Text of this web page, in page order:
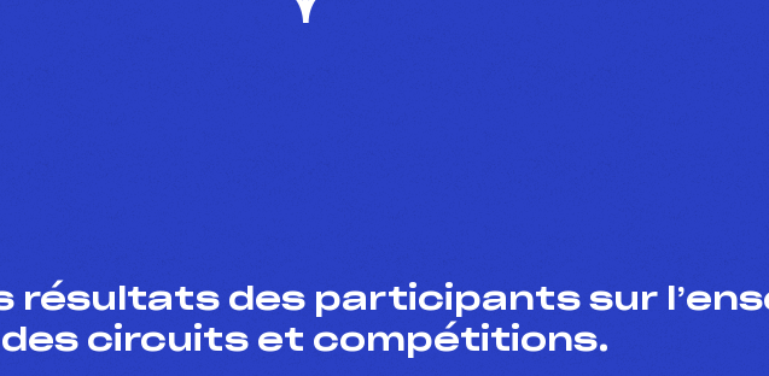
résultats des participants sur
des circuits et compétitions.